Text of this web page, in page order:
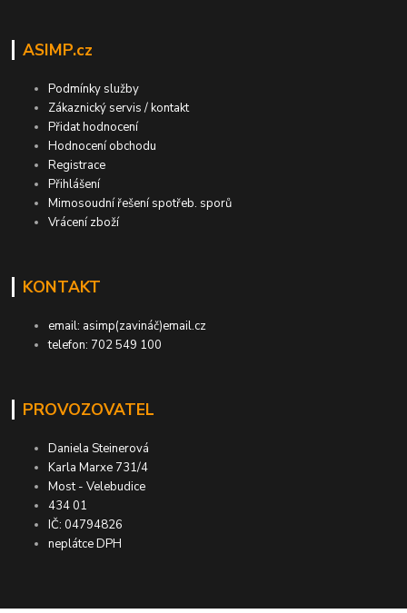
ASIMP.cz
Podmínky služby
Zákaznický servis / kontakt
Přidat hodnocení
Hodnocení obchodu
Registrace
Přihlášení
Mimosoudní řešení spotřeb. sporů
Vrácení zboží
KONTAKT
email: asimp(zavináč)email.cz
telefon: 702 549 100
PROVOZOVATEL
Daniela Steinerová
Karla Marxe 731/4
Most - Velebudice
434 01
IČ: 04794826
neplátce DPH